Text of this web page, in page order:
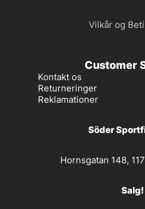
Vilkår og
Customer
Kontakt os
Returneringer
Reklamationer
Söder
Hornsgatan 148,
Salg!